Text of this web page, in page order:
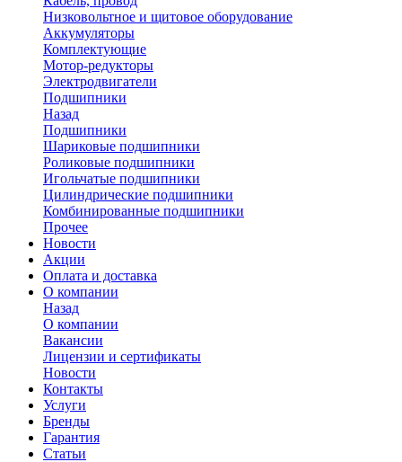
Низковольтное и щитовое оборудование
Аккумуляторы
Комплектующие
Мотор-редукторы
Электродвигатели
Подшипники
Назад
Подшипники
Шариковые подшипники
Роликовые подшипники
Игольчатые подшипники
Цилиндрические подшипники
Комбинированные подшипники
Прочее
Новости
Акции
Оплата и доставка
О компании
Назад
О компании
Вакансии
Лицензии и сертификаты
Новости
Контакты
Услуги
Бренды
Гарантия
Статьи